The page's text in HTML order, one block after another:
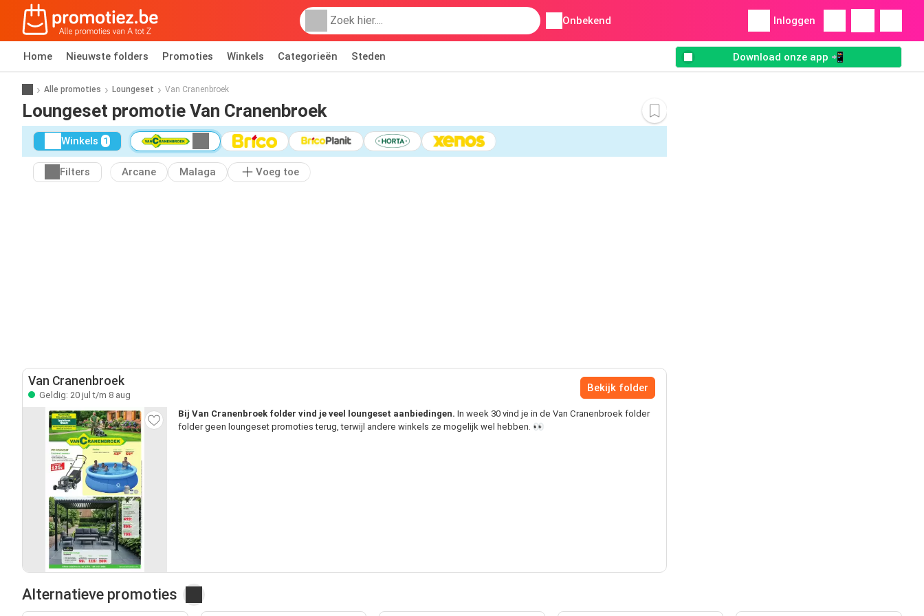
Onbekend Inloggen
Home Nieuwste folders Promoties Winkels Categorieën Steden Download onze app 📲
Alle promoties Loungeset Van Cranenbroek
Loungeset promotie Van Cranenbroek
Winkels 1
Filters Arcane Malaga Voeg toe
Van Cranenbroek
Geldig: 20 jul t/m 8 aug
Bekijk folder
Bij Van Cranenbroek folder vind je veel loungeset aanbiedingen. In week 30 vind je in de Van Cranenbroek folder
folder geen loungeset promoties terug, terwijl andere winkels ze mogelijk wel hebben. 👀
Alternatieve promoties